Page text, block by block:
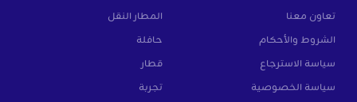
تعاون معنا
الشروط والأحكام
سياسة الاسترجاع
سياسة الخصوصية
المطار النقل
حافلة
قطار
تجربة